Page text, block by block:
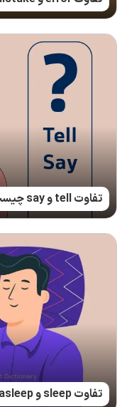
تفاوت tell و say چیست؟
تفاوت sleep و asleep چیست؟